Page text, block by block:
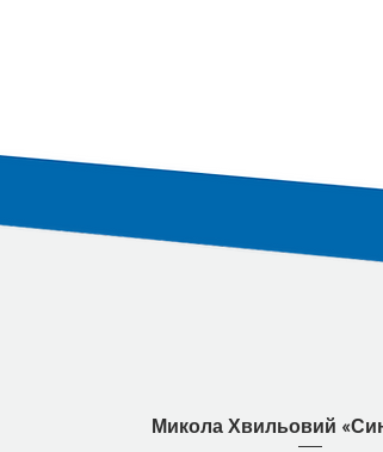
Швидкий перегляд
Микола Хвильовий